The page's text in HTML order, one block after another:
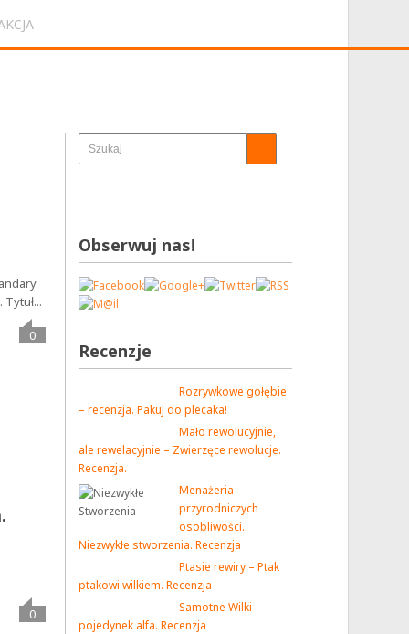
0
0
Obserwuj nas!
Recenzje
Rozrywkowe gołębie
– recenzja. Pakuj do plecaka!
Mało rewolucyjnie,
ale rewelacyjnie – Zwierzęce rewolucje.
Recenzja.
Menażeria
przyrodniczych
osobliwości.
Niezwykłe stworzenia. Recenzja
Ptasie rewiry – Ptak
ptakowi wilkiem. Recenzja
Samotne Wilki –
pojedynek alfa. Recenzja